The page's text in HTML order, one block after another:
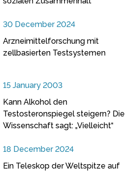
30 December 2024
Arzneimittelforschung mit
zellbasierten Testsystemen
15 January 2003
Kann Alkohol den
Testosteronspiegel steigern? Die
Wissenschaft sagt: „Vielleicht“
18 December 2024
Ein Teleskop der Weltspitze auf